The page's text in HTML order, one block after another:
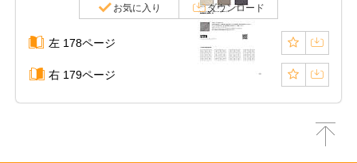
お気に入り ダウンロード
左 178ページ
右 179ページ